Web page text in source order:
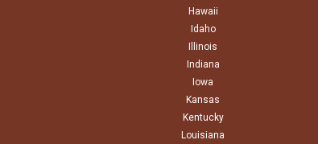
Hawaii
Idaho
Illinois
Indiana
Iowa
Kansas
Kentucky
Louisiana